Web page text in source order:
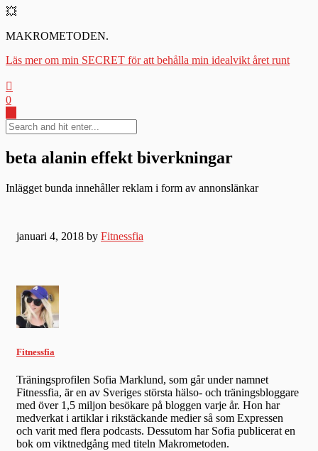
💥
MAKROMETODEN.
Läs mer om min SECRET för att behålla min idealvikt året runt
0
beta alanin effekt biverkningar
Inlägget bunda innehåller reklam i form av annonslänkar
januari 4, 2018 by Fitnessfia
Fitnessfia
Träningsprofilen Sofia Marklund, som går under namnet
Fitnessfia, är en av Sveriges största hälso- och träningsbloggare
med över 1,5 miljon besökare på bloggen varje år. Hon har
medverkat i artiklar i rikstäckande medier så som Expressen
och varit med flera podcasts. Dessutom har Sofia publicerat en
bok om viktnedgång med titeln Makrometoden.